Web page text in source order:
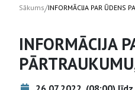
Sākums/INFORMĀCIJA PAR ŪDENS
INFORMĀCIJA